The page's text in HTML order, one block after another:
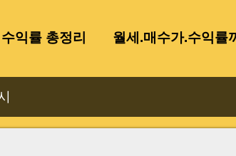
익률 총정리 월세.매수가.수익률